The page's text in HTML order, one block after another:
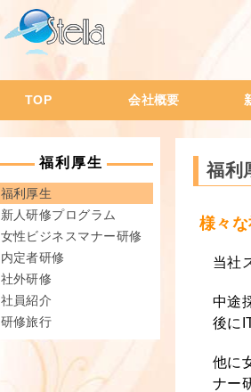
TOP 会社概要
会社概要・沿革
代表挨拶
会社の特徴
会社風土
社員データ
福利厚生
福利厚生
新人研修プログラム
女性ビジネスマナー研修
内定者研修
社外研修
社員紹介
研修旅行
福利
様々
当社
中途
後に
他に
ナー